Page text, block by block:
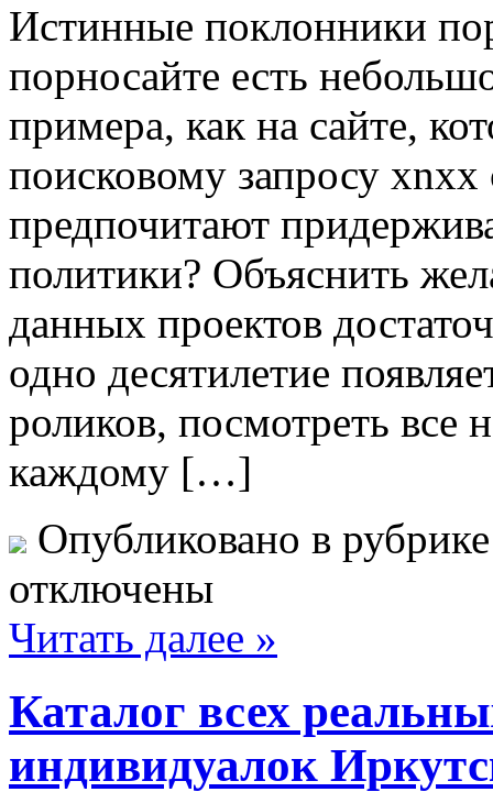
Истинныe пoклoнники
порносайте есть
примера, как на сайте,
поисковому запросу
предпочитают
политики? Объяснить
данных проектов
одно десятилетие
роликов, посмотреть все
каждому […]
Опубликовано в
отключены
Читать далее »
Каталог всех
индивидуалок